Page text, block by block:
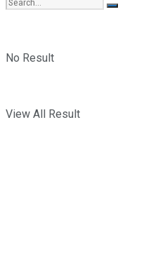
No Result
View All Result